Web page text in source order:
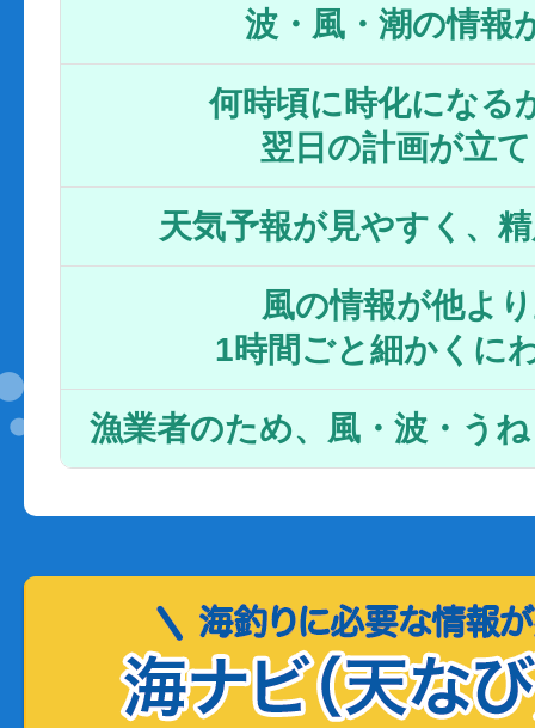
波・風・潮の情報
何時頃に時化になる
翌日の計画が立
天気予報が見やすく、
風の情報が他よ
1時間ごと細かくに
漁業者のため、風・波・う